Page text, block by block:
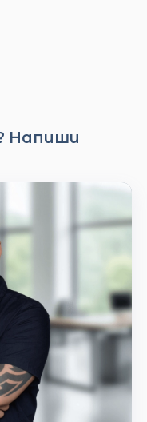
Напиши